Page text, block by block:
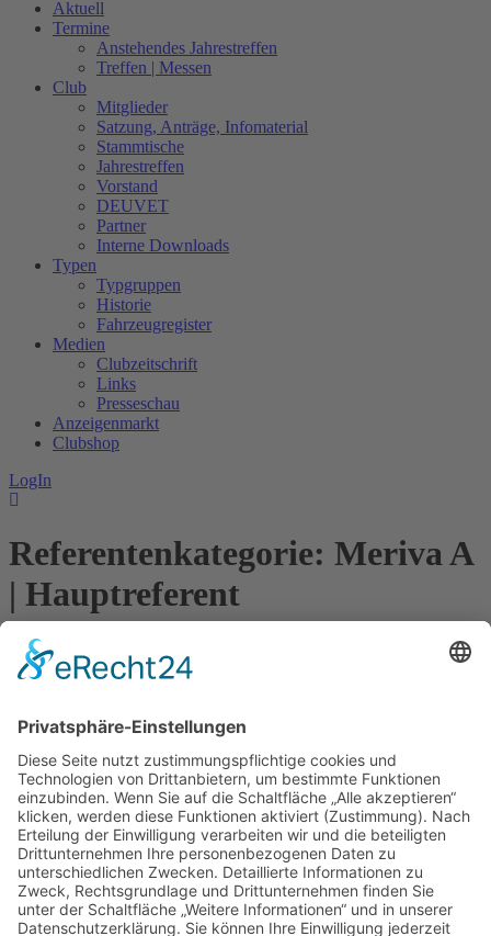
Aktuell
Termine
Anstehendes Jahrestreffen
Treffen | Messen
Club
Mitglieder
Satzung, Anträge, Infomaterial
Stammtische
Jahrestreffen
Vorstand
DEUVET
Partner
Interne Downloads
Typen
Typgruppen
Historie
Fahrzeugregister
Medien
Clubzeitschrift
Links
Presseschau
Anzeigenmarkt
Clubshop
LogIn
Referentenkategorie: Meriva A
| Hauptreferent
Neumann, Rolf
Impressum
Datenschutzerklärung
Mitgliederbereich
Facebook
Instagram
Umsetzung:DOUBLE-A-DESIGN
Kontakt
Impressum
Datenschutzerklärung
Mitgliederbereich